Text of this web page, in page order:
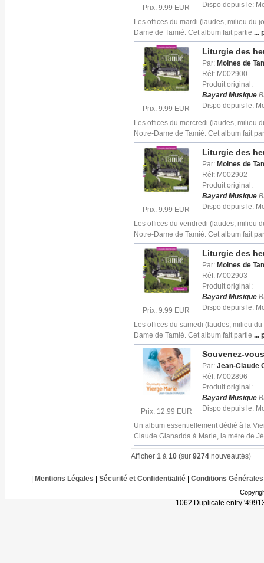
Prix: 9.99 EUR
Dispo depuis le:
Les offices du mardi (laudes, milieu du
Dame de Tamié. Cet album fait partie ...
Prix: 9.99 EUR
Liturgie des
Par: Moines de
Réf: M002900
Produit original:
Bayard Musique
Dispo depuis le:
Les offices du mercredi (laudes, milieu
Notre-Dame de Tamié. Cet album fait
Prix: 9.99 EUR
Liturgie des
Par: Moines de
Réf: M002902
Produit original:
Bayard Musique
Dispo depuis le:
Les offices du vendredi (laudes, milieu
Notre-Dame de Tamié. Cet album fait
Prix: 9.99 EUR
Liturgie des
Par: Moines de
Réf: M002903
Produit original:
Bayard Musique
Dispo depuis le:
Les offices du samedi (laudes, milieu
Dame de Tamié. Cet album fait partie ...
Prix: 12.99 EUR
Souvenez-
Par: Jean-Claude
Réf: M002896
Produit original:
Bayard Musique
Dispo depuis le:
Un album essentiellement dédié à la
Claude Gianadda à Marie, la mère de
Afficher 1 à 10 (sur 9274 nouveautés)
Mentions Légales Sécurité et Confidentialité| Conditions Générales
1062 Duplicate entry